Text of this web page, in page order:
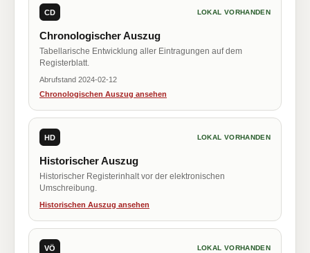
CD LOKAL VORHANDEN
Chronologischer Auszug
Tabellarische Entwicklung aller Eintragungen auf dem
Registerblatt.
Abrufstand 2024-02-12
Chronologischen Auszug ansehen
HD LOKAL VORHANDEN
Historischer Auszug
Historischer Registerinhalt vor der elektronischen
Umschreibung.
Historischen Auszug ansehen
VÖ LOKAL VORHANDEN